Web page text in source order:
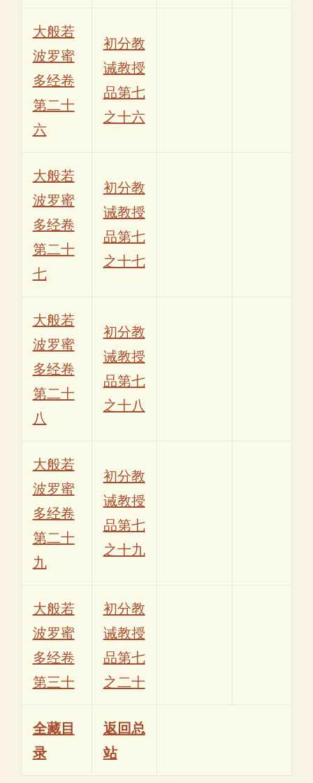
大般若
波罗蜜
多经卷
第二十
六
初分教
诫教授
品第七
之十六
大般若
波罗蜜
多经卷
第二十
七
初分教
诫教授
品第七
之十七
大般若
波罗蜜
多经卷
第二十
八
初分教
诫教授
品第七
之十八
大般若
波罗蜜
多经卷
第二十
九
初分教
诫教授
品第七
之十九
大般若
波罗蜜
多经卷
第三十
初分教
诫教授
品第七
之二十
全藏目
录
返回总
站